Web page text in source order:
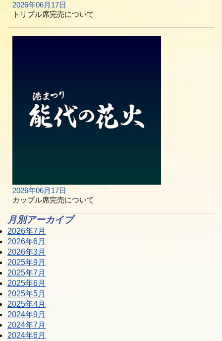
2026年06月17日
トリプル席完売について
2026年06月17日
カップル席完売について
月別アーカイブ
2026年7月
2026年6月
2026年3月
2025年9月
2025年7月
2025年6月
2025年5月
2025年4月
2024年9月
2024年7月
2024年6月